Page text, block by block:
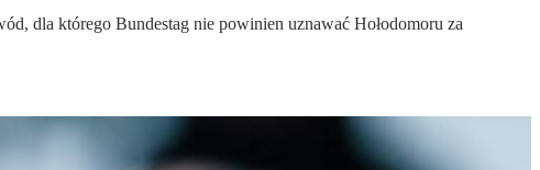
dla którego Bundestag nie powinien uznawać Hołodomoru za